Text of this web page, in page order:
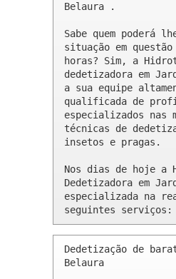
Belaura .
Sabe quem poderá
situação em questão
horas? Sim, a
dedetizadora em
a sua equipe
qualificada de
especializados nas
técnicas de
insetos e pragas.
Nos dias de hoje a
Dedetizadora em
especializada na
seguintes serviços:
Dedetização de
Belaura